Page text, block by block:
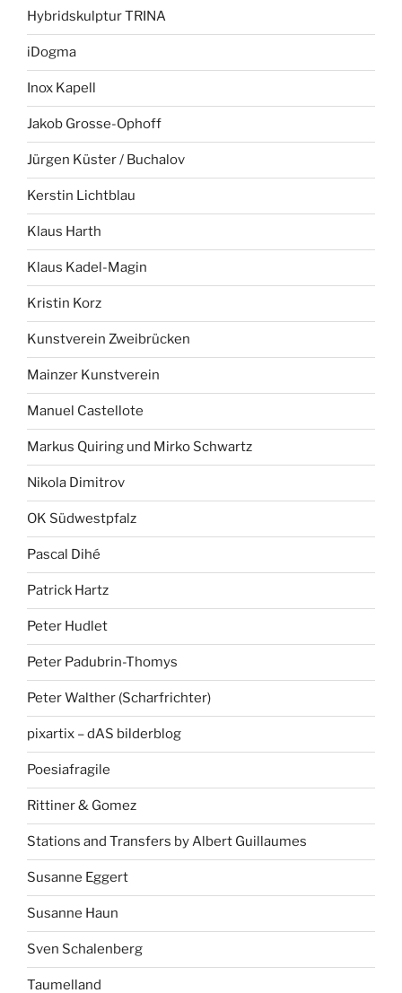
Hybridskulptur TRINA
iDogma
Inox Kapell
Jakob Grosse-Ophoff
Jürgen Küster / Buchalov
Kerstin Lichtblau
Klaus Harth
Klaus Kadel-Magin
Kristin Korz
Kunstverein Zweibrücken
Mainzer Kunstverein
Manuel Castellote
Markus Quiring und Mirko Schwartz
Nikola Dimitrov
OK Südwestpfalz
Pascal Dihé
Patrick Hartz
Peter Hudlet
Peter Padubrin-Thomys
Peter Walther (Scharfrichter)
pixartix – dAS bilderblog
Poesiafragile
Rittiner & Gomez
Stations and Transfers by Albert Guillaumes
Susanne Eggert
Susanne Haun
Sven Schalenberg
Taumelland